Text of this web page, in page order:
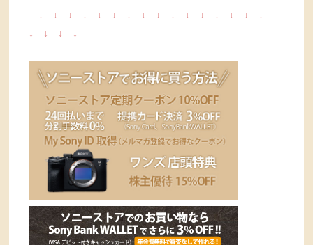
↓ ↓ ↓ ↓ ↓ ↓ ↓ ↓ ↓ ↓ ↓ ↓ ↓ ↓ ↓
↓
↓
↓ ↓ ↓